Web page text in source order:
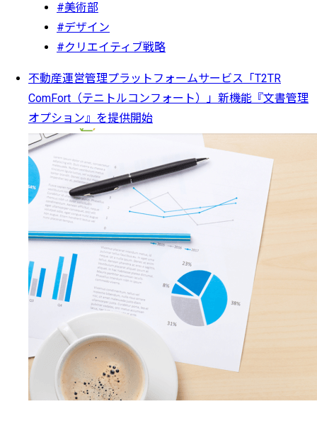
#美術部
#デザイン
#クリエイティブ戦略
不動産運営管理プラットフォームサービス「T2TR
ComFort（テニトルコンフォート）」新機能『文書管理
オプション』を提供開始